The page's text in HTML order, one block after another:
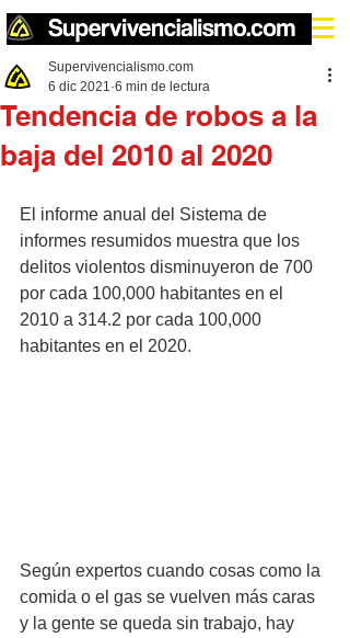
Tendencia de robos a la
baja del 2010 al 2020
Supervivencialismo.com
6 dic 2021 6 min de lectura
El informe anual del Sistema de
informes resumidos muestra que los
delitos violentos disminuyeron de 700
por cada 100,000 habitantes en el
2010 a 314.2 por cada 100,000
habitantes en el 2020.
Según expertos cuando cosas como la
comida o el gas se vuelven más caras
y la gente se queda sin trabajo, hay